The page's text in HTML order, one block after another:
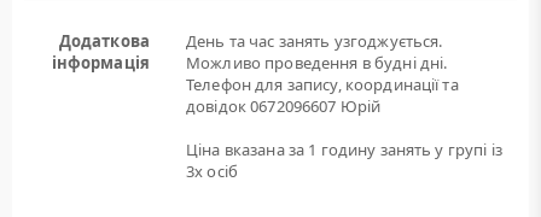
Додаткова
інформація
День та час занять узгоджується.
Можливо проведення в будні дні.
Телефон для запису, координації та
довідок 0672096607 Юрій
Ціна вказана за 1 годину занять у групі із
3х осіб